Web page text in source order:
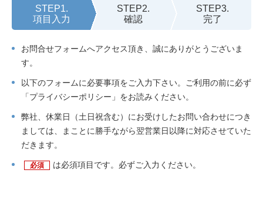
STEP1.
項目入力
STEP2.
確認
STEP3.
完了
お問合せフォームへアクセス頂き、誠にありがとうございま
す。
以下のフォームに必要事項をご入力下さい。ご利用の前に必ず
「プライバシーポリシー」をお読みください。
弊社、休業日（土日祝含む）にお受けしたお問い合わせにつき
ましては、まことに勝手ながら翌営業日以降に対応させていた
だきます。
必須 は必須項目です。必ずご入力ください。